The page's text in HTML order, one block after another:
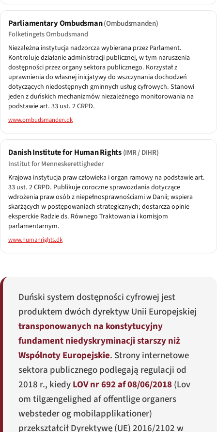
Parliamentary Ombudsman(Ombudsmanden)
Folketingets Ombudsmand
Niezależna instytucja nadzorcza wybierana przez Parlament.
Kontroluje działanie administracji publicznej, w tym naruszenia
dostępności przez organy sektora publicznego. Korzystał z
uprawnienia do własnej inicjatywy do wszczynania dochodzeń
dotyczących niedostępnych gminnych usług cyfrowych. Stanowi
jeden z duńskich mechanizmów niezależnego monitorowania na
podstawie art. 33 ust. 2 CRPD.
www.ombudsmanden.dk
Danish Institute for Human Rights(IMR / DIHR)
Institut for Menneskerettigheder
Krajowa instytucja praw człowieka i organ ramowy na podstawie art.
33 ust. 2 CRPD. Publikuje coroczne sprawozdania dotyczące
wdrożenia praw osób z niepełnosprawnościami w Danii; wspiera
skarżących w postępowaniach strategicznych; dostarcza opinie
eksperckie Radzie ds. Równego Traktowania i komisjom
parlamentarnym.
www.humanrights.dk
Duński system dostępności cyfrowej jest
produktem dwóch dyrektyw Unii Europejskiej
transponowanych na konstytucyjny
fundament niedyskryminacji starszy niż
Wspólnoty Europejskie. Strony internetowe
sektora publicznego podlegają regulacji od
2018 r., kiedyLOV nr 692 af 08/06/2018(Lov
om tilgængelighed af offentlige organers
websteder og mobilapplikationer)
przekształcił Dyrektywę (UE) 2016/2102 w